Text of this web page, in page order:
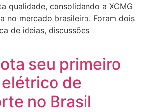
qualidade, consolidando a XCMG
no mercado brasileiro. Foram dois
de ideias, discussões
seu primeiro
de
no Brasil